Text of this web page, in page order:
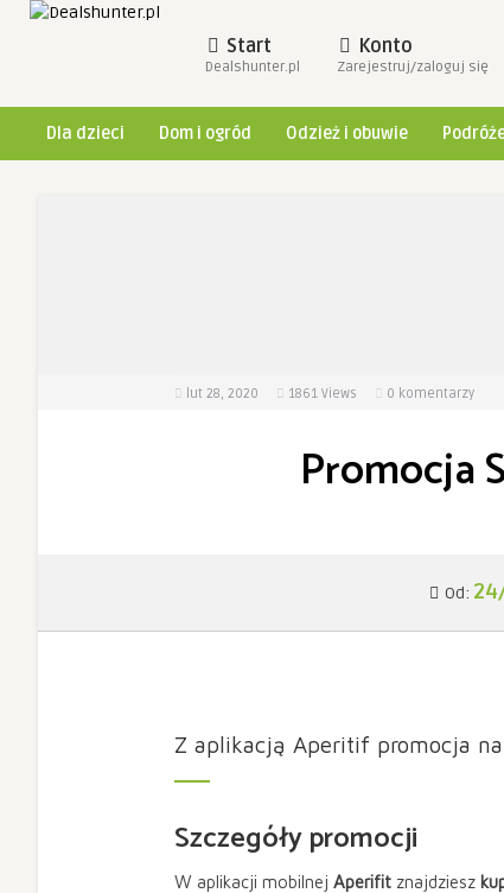
Start
Dealshunter.pl
Konto
Zarejestruj/zaloguj się
Dla dzieci Dom i ogród Odzież i obuwie
lut 28, 2020 1861 Views 0 komentarzy
Promocja
Od:
Z aplikacją Aperitif promocja
Szczegóły promocji
W aplikacji mobilnej Aperifit znajdziesz